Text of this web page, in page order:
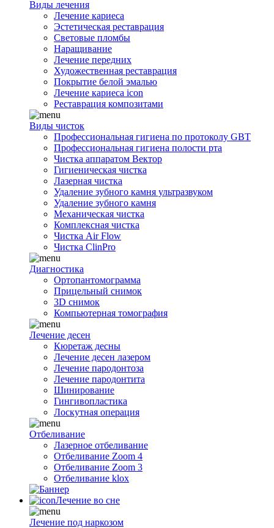
Виды лечения
Лечение кариеса
Эстетическая реставрация
Световые пломбы
Наращивание
Лечение передних
Художественная реставрация
Покрытие белой эмалью
Лечение кариеса icon
Реставрация композитами
Виды чисток
Профессиональная гигиена по протоколу GBT
Профессиональная гигиена полости рта
Чистка аппаратом Вектор
Гигиеническая чистка
Лазерная чистка
Удаление зубного камня ультразвуком
Удаление зубного камня
Механическая чистка
Комплексная чистка
Чистка Air Flow
Чистка ClinPro
Диагностика
Ортопантомограмма
Прицельный снимок
3D снимок
Компьютерная томография
Лечение десен
Кюретаж десны
Лечение десен лазером
Лечение пародонтоза
Лечение пародонтита
Шинирование
Гингивопластика
Лоскутная операция
Отбеливание
Лазерное отбеливание
Отбеливание Zoom 4
Отбеливание Zoom 3
Отбеливание klox
Лечение во сне
Лечение под наркозом